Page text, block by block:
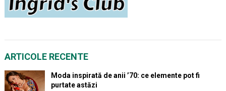
ARTICOLE RECENTE
Moda inspirată de anii ’70: ce elemente pot fi
purtate astăzi